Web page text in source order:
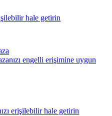
hale getirin
engelli erişimine uygun
erişilebilir hale getirin